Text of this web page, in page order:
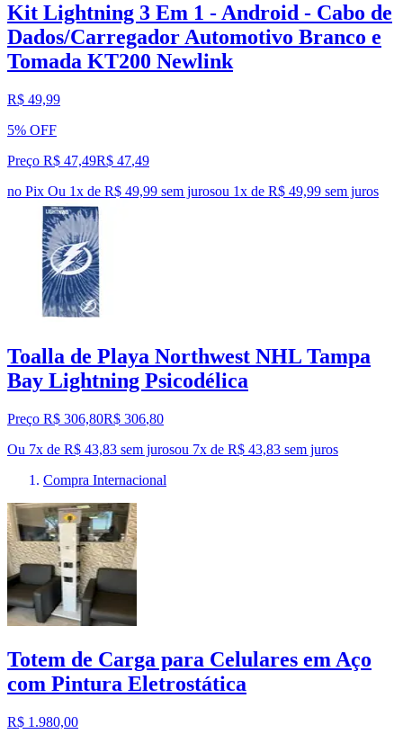
Kit Lightning 3 Em 1 - Android - Cabo de
Dados/Carregador Automotivo Branco e
Tomada KT200 Newlink
R$ 49,99
5% OFF
Preço R$ 47,49R$ 47,49
no Pix Ou 1x de R$ 49,99 sem jurosou 1x de R$ 49,99 sem juros
Toalla de Playa Northwest NHL Tampa
Bay Lightning Psicodélica
Preço R$ 306,80R$ 306,80
Ou 7x de R$ 43,83 sem jurosou 7x de R$ 43,83 sem juros
Compra Internacional
Totem de Carga para Celulares em Aço
com Pintura Eletrostática
R$ 1.980,00